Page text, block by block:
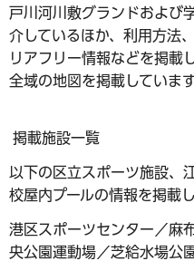
戸川河川敷グランドおよび
介しているほか、利用方法
リアフリー情報などを掲載
全域の地図を掲載しています
掲載施設一覧
以下の区立スポーツ施設、
校屋内プールの情報を掲載し
港区スポーツセンター／麻
央公園運動場／芝給水場公